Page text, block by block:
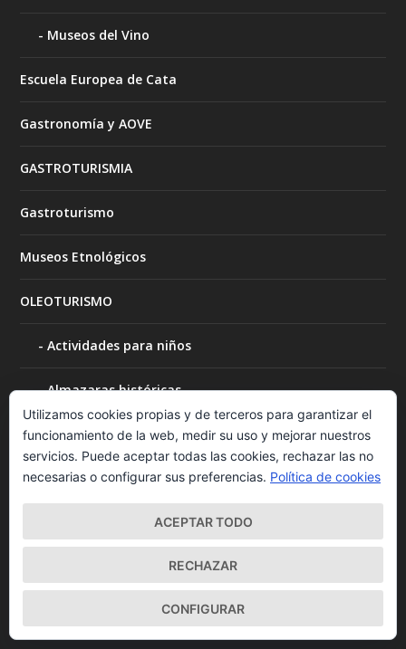
Museos del Vino
Escuela Europea de Cata
Gastronomía y AOVE
GASTROTURISMIA
Gastroturismo
Museos Etnológicos
OLEOTURISMO
Actividades para niños
Almazaras históricas
Arqueología e historia del aceite
Cursos y catas de aceite
Museos del Aceite y el Olivo
OLEOTURISMO MADRID
Utilizamos cookies propias y de terceros para garantizar el
funcionamiento de la web, medir su uso y mejorar nuestros
servicios. Puede aceptar todas las cookies, rechazar las no
necesarias o configurar sus preferencias. Política de cookies
ACEPTAR TODO
RECHAZAR
CONFIGURAR